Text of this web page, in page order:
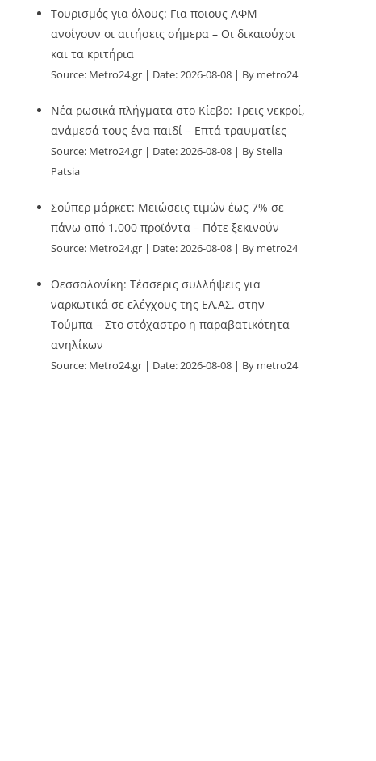
Τουρισμός για όλους: Για ποιους ΑΦΜ
ανοίγουν οι αιτήσεις σήμερα – Οι δικαιούχοι
και τα κριτήρια
Source: Metro24.gr Date: 2026-08-08 By metro24
Νέα ρωσικά πλήγματα στο Κίεβο: Τρεις νεκροί,
ανάμεσά τους ένα παιδί – Επτά τραυματίες
Source: Metro24.gr Date: 2026-08-08
By Stella
Patsia
Σούπερ μάρκετ: Μειώσεις τιμών έως 7% σε
πάνω από 1.000 προϊόντα – Πότε ξεκινούν
Source: Metro24.gr Date: 2026-08-08 By metro24
Θεσσαλονίκη: Τέσσερις συλλήψεις για
ναρκωτικά σε ελέγχους της ΕΛ.ΑΣ. στην
Τούμπα – Στο στόχαστρο η παραβατικότητα
ανηλίκων
Source: Metro24.gr Date: 2026-08-08 By metro24